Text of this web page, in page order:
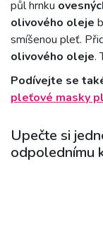
půl hrnku
olivového oleje
smíšenou pleť.
olivového oleje.
Podívejte se
pleťové masky
Upečte si
odpolednímu